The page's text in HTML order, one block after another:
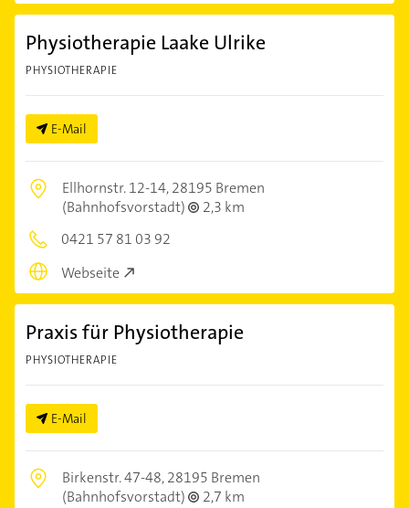
Physiotherapie Laake Ulrike
PHYSIOTHERAPIE
E-Mail
Ellhornstr. 12-14,28195 Bremen
(Bahnhofsvorstadt)
2,3 km
0421 57 81 03 92
Webseite
Praxis für Physiotherapie
PHYSIOTHERAPIE
E-Mail
Birkenstr. 47-48,28195 Bremen
(Bahnhofsvorstadt)
2,7 km